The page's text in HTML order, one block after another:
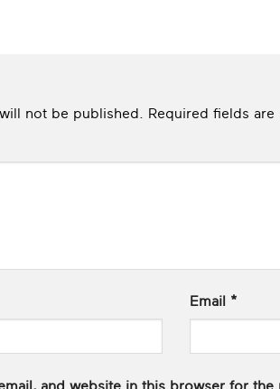
not be published. Required fields are
Email *